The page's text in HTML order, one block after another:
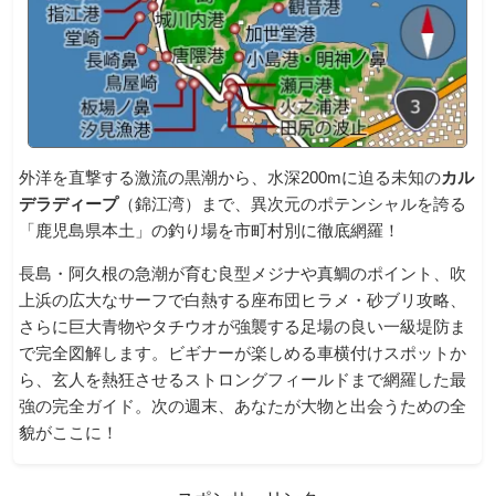
外洋を直撃する激流の黒潮から、水深200mに迫る未知のカル
デラディープ（錦江湾）まで、異次元のポテンシャルを誇る
「鹿児島県本土」の釣り場を市町村別に徹底網羅！
長島・阿久根の急潮が育む良型メジナや真鯛のポイント、吹
上浜の広大なサーフで白熱する座布団ヒラメ・砂ブリ攻略、
さらに巨大青物やタチウオが強襲する足場の良い一級堤防ま
で完全図解します。ビギナーが楽しめる車横付けスポットか
ら、玄人を熱狂させるストロングフィールドまで網羅した最
強の完全ガイド。次の週末、あなたが大物と出会うための全
貌がここに！